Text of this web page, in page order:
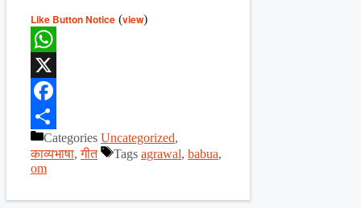
Like Button Notice (view)
WhatsApp
X
Facebook
ShareCategories Uncategorized,
काव्यभाषा,गीत Tags agrawal, babua,
om